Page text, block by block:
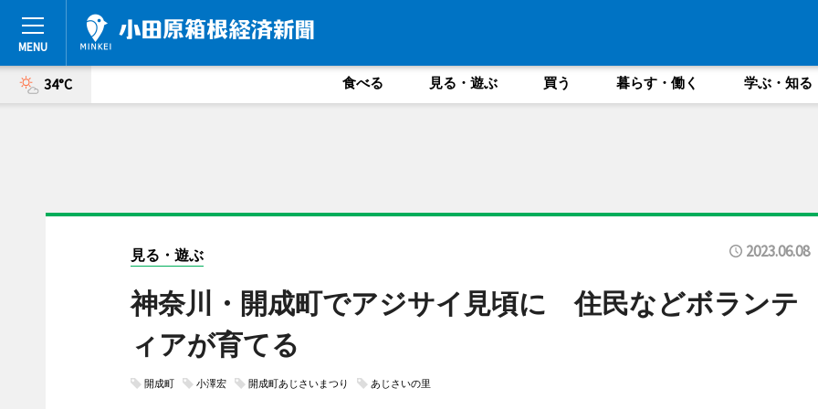
34°C 食べる 見る・遊ぶ 買う 暮らす・働く 学ぶ・知る
見る・遊ぶ 2023.06.08
神奈川・開成町でアジサイ見頃に 住民などボランテ
ィアが育てる
開成町 小澤宏 開成町あじさいまつり あじさいの里